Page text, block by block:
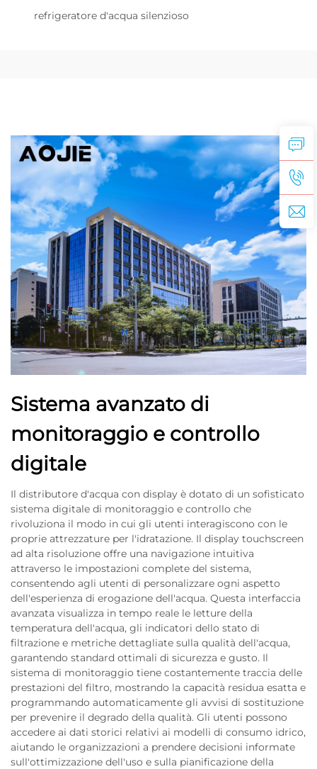
refrigeratore d'acqua silenzioso
Sistema avanzato di
monitoraggio e controllo
digitale
Il distributore d'acqua con display è dotato di un sofisticato
sistema digitale di monitoraggio e controllo che
rivoluziona il modo in cui gli utenti interagiscono con le
proprie attrezzature per l'idratazione. Il display touchscreen
ad alta risoluzione offre una navigazione intuitiva
attraverso le impostazioni complete del sistema,
consentendo agli utenti di personalizzare ogni aspetto
dell'esperienza di erogazione dell'acqua. Questa interfaccia
avanzata visualizza in tempo reale le letture della
temperatura dell'acqua, gli indicatori dello stato di
filtrazione e metriche dettagliate sulla qualità dell'acqua,
garantendo standard ottimali di sicurezza e gusto. Il
sistema di monitoraggio tiene costantemente traccia delle
prestazioni del filtro, mostrando la capacità residua esatta e
programmando automaticamente gli avvisi di sostituzione
per prevenire il degrado della qualità. Gli utenti possono
accedere ai dati storici relativi ai modelli di consumo idrico,
aiutando le organizzazioni a prendere decisioni informate
sull'ottimizzazione dell'uso e sulla pianificazione della